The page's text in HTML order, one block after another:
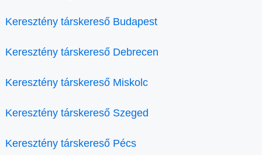
Keresztény társkereső Budapest
Keresztény társkereső Debrecen
Keresztény társkereső Miskolc
Keresztény társkereső Szeged
Keresztény társkereső Pécs